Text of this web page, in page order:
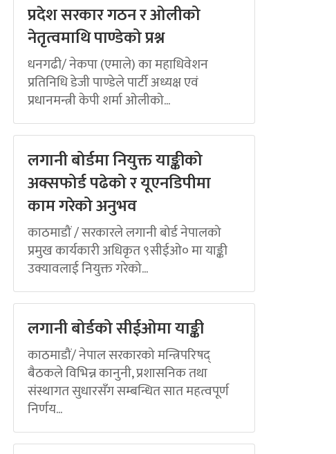
प्रदेश सरकार गठन र ओलीको
नेतृत्वमाथि पाण्डेको प्रश्न
धनगढी/ नेकपा (एमाले) का महाधिवेशन
प्रतिनिधि डेजी पाण्डेले पार्टी अध्यक्ष एवं
प्रधानमन्त्री केपी शर्मा ओलीको...
लगानी बोर्डमा नियुक्त याङ्कीको
अक्सफोर्ड पढेको र यूएनडिपीमा
काम गरेको अनुभव
काठमाडौं / सरकारले लगानी बोर्ड नेपालको
प्रमुख कार्यकारी अधिकृत ९सीईओ० मा याङ्की
उक्यावलाई नियुक्त गरेको...
लगानी बोर्डको सीईओमा याङ्की
काठमाडौं/ नेपाल सरकारको मन्त्रिपरिषद्
बैठकले विभिन्न कानुनी, प्रशासनिक तथा
संस्थागत सुधारसँग सम्बन्धित सात महत्वपूर्ण
निर्णय...